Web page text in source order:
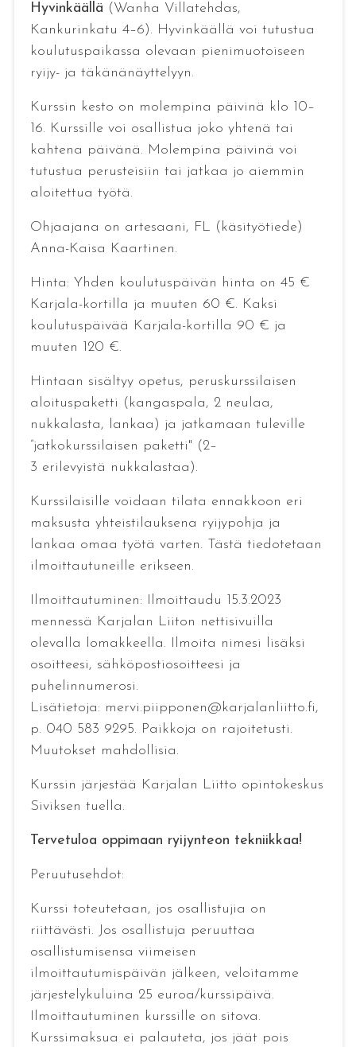
Hyvinkäällä (Wanha Villatehdas,
Kankurinkatu 4–6). Hyvinkäällä voi tutustua
koulutuspaikassa olevaan pienimuotoiseen
ryijy- ja täkänänäyttelyyn.
Kurssin kesto on molempina päivinä klo 10–
16. Kurssille voi osallistua joko yhtenä tai
kahtena päivänä. Molempina päivinä voi
tutustua perusteisiin tai jatkaa jo aiemmin
aloitettua työtä.
Ohjaajana on artesaani, FL (käsityötiede)
Anna-Kaisa Kaartinen.
Hinta: Yhden koulutuspäivän hinta on 45 €
Karjala-kortilla ja muuten 60 €. Kaksi
koulutuspäivää Karjala-kortilla 90 € ja
muuten 120 €.
Hintaan sisältyy opetus, peruskurssilaisen
aloituspaketti (kangaspala, 2 neulaa,
nukkalasta, lankaa) ja jatkamaan tuleville
”jatkokurssilaisen paketti" (2–
3 erilevyistä nukkalastaa).
Kurssilaisille voidaan tilata ennakkoon eri
maksusta yhteistilauksena ryijypohja ja
lankaa omaa työtä varten. Tästä tiedotetaan
ilmoittautuneille erikseen.
Ilmoittautuminen: Ilmoittaudu 15.3.2023
mennessä Karjalan Liiton nettisivuilla
olevalla lomakkeella. Ilmoita nimesi lisäksi
osoitteesi, sähköpostiosoitteesi ja
puhelinnumerosi.
Lisätietoja: mervi.piipponen@karjalanliitto.fi,
p. 040 583 9295. Paikkoja on rajoitetusti.
Muutokset mahdollisia.
Kurssin järjestää Karjalan Liitto opintokeskus
Siviksen tuella.
Tervetuloa oppimaan ryijynteon tekniikkaa!
Peruutusehdot:
Kurssi toteutetaan, jos osallistujia on
riittävästi. Jos osallistuja peruuttaa
osallistumisensa viimeisen
ilmoittautumispäivän jälkeen, veloitamme
järjestelykuluina 25 euroa/kurssipäivä.
Ilmoittautuminen kurssille on sitova.
Kurssimaksua ei palauteta, jos jäät pois